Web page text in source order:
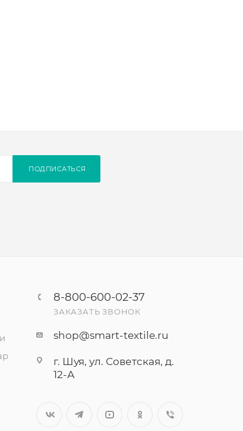
ПОДПИСАТЬСЯ
8-800-600-02-37
ЗАКАЗАТЬ ЗВОНОК
shop@smart-textile.ru
г. Шуя, ул. Советская, д.
12-А